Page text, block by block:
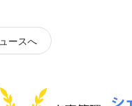
ースへ